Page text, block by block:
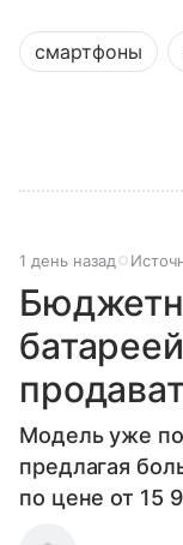
смартфоны
1 день назад
Модель уже
предлагая
по цене от 15